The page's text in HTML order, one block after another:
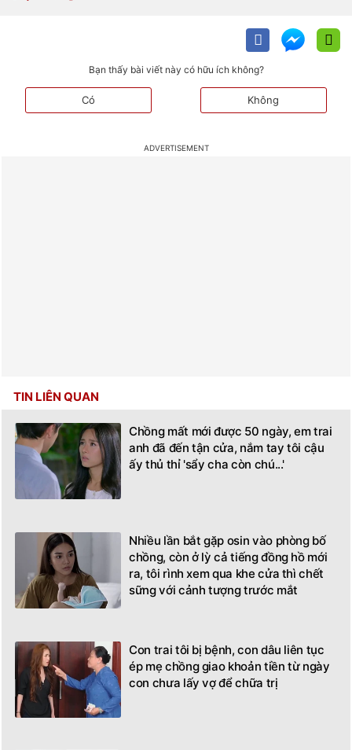
Bạn thấy bài viết này có hữu ích không?
Có Không
TIN LIÊN QUAN
Chồng mất mới được 50 ngày, em trai
anh đã đến tận cửa, nắm tay tôi cậu
ấy thủ thỉ 'sẩy cha còn chú...'
Nhiều lần bắt gặp osin vào phòng bố
chồng, còn ở lỳ cả tiếng đồng hồ mới
ra, tôi rình xem qua khe cửa thì chết
sững với cảnh tượng trước mắt
Con trai tôi bị bệnh, con dâu liên tục
ép mẹ chồng giao khoản tiền từ ngày
con chưa lấy vợ để chữa trị